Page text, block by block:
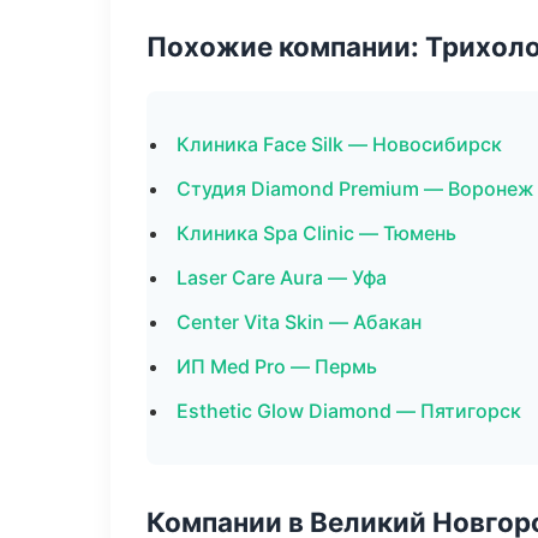
Похожие компании:
Клиника Face Silk — Новосибирск
Студия Diamond Premium — Воронеж
Клиника Spa Clinic — Тюмень
Laser Care Aura — Уфа
Center Vita Skin — Абакан
ИП Med Pro — Пермь
Esthetic Glow Diamond — Пятигорск
Компании в Великий